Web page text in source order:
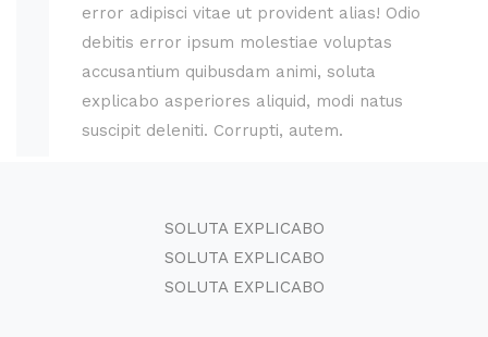
error adipisci vitae ut provident alias! Odio
debitis error ipsum molestiae voluptas
accusantium quibusdam animi, soluta
explicabo asperiores aliquid, modi natus
suscipit deleniti. Corrupti, autem.
SOLUTA EXPLICABO
SOLUTA EXPLICABO
SOLUTA EXPLICABO